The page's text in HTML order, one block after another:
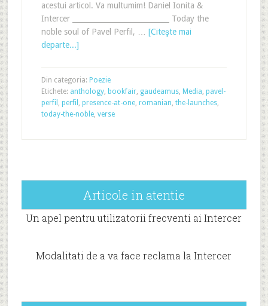
acestui articol. Va multumim! Daniel Ionita &
Intercer ___________________________ Today the
noble soul of Pavel Perfil, … [Citeşte mai
departe...]
Din categoria: Poezie
Etichete: anthology, bookfair, gaudeamus, Media, pavel-
perfil , perfil , presence-at-one, romanian, the-launches,
today-the-noble, verse
Articole in atentie
Un apel pentru utilizatorii frecventi ai Intercer
Modalitati de a va face reclama la Intercer